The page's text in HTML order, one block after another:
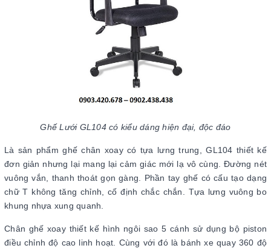
Ghế Lưới GL104 có kiểu dáng hiện đại, độc đáo
Là sản phẩm ghế chân xoay có tựa lưng trung, GL104 thiết kế
đơn giản nhưng lại mang lại cảm giác mới lạ vô cùng. Đường nét
vuông vắn, thanh thoát gọn gàng. Phần tay ghế có cấu tạo dạng
chữ T không tăng chỉnh, cố định chắc chắn. Tựa lưng vuông bo
khung nhựa xung quanh.
Chân ghế xoay thiết kế hình ngôi sao 5 cánh sử dụng bộ piston
điều chỉnh độ cao linh hoạt. Cùng với đó là bánh xe quay 360 độ